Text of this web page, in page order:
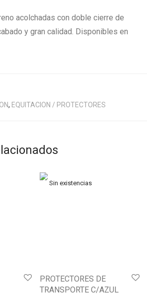
acolchadas con doble cierre de
y gran calidad. Disponibles en
, EQUITACION / PROTECTORES
PROTECTORES DE
TRANSPORTE C/AZUL